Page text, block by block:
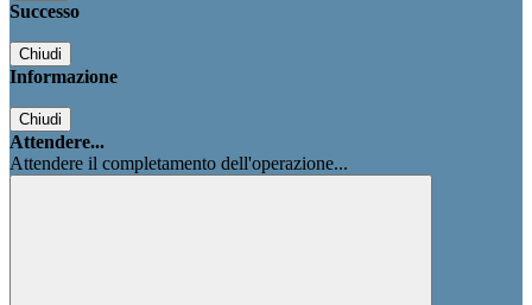
Successo
Chiudi
Informazione
Chiudi
Attendere...
Attendere il completamento dell'operazione...